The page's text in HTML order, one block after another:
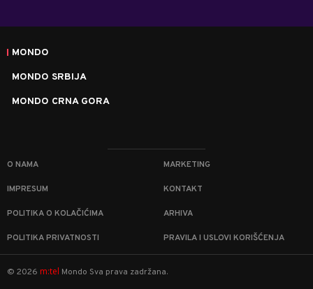
MONDO
MONDO SRBIJA
MONDO CRNA GORA
O NAMA MARKETING
IMPRESUM KONTAKT
POLITIKA O KOLAČIĆIMA ARHIVA
POLITIKA PRIVATNOSTI PRAVILA I USLOVI KORIŠĆENJA
© 2026 m:tel Mondo Sva prava zadržana.